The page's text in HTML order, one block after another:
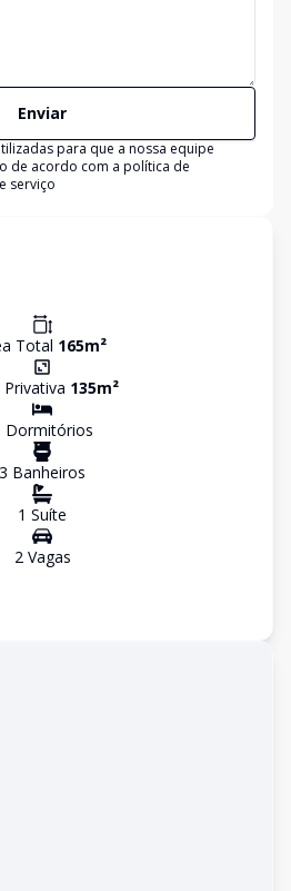
Enviar
para que a nossa equipe
de acordo com a política de
serviço
Total 165m²
Privativa 135m²
Dormitórios
3 Banheiros
1 Suíte
2Vagas